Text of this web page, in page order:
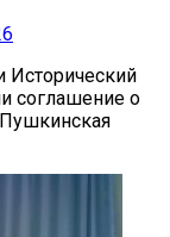
Исторический
соглашение о